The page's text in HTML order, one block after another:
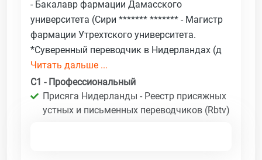
- Бакалавр фармации Дамасского
университета (Сири ******* ******* - Магистр
фармации Утрехтского университета.
*Суверенный переводчик в Нидерландах (д
Читать дальше ...
C1 - Профессиональный
Присяга Нидерланды - Реестр присяжных
устных и письменных переводчиков (Rbtv)